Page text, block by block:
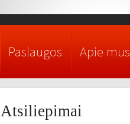
Paslaugos Apie mus
Atsiliepimai